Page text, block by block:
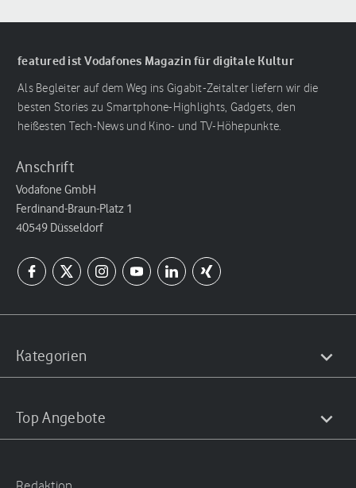
featured ist Vodafones Magazin für digitale Kultur
Als Begleiter auf dem Weg ins Gigabit-Zeitalter liefern wir die
besten Stories zu Smartphone-Highlights, Gadgets, den
heißesten Tech-News und Kino- und TV-Höhepunkte.
Anschrift
Vodafone GmbH
Ferdinand-Braun-Platz 1
40549 Düsseldorf
Kategorien
Top Angebote